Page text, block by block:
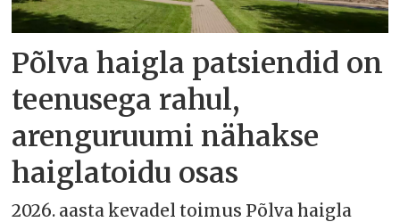
Põlva haigla patsiendid on
teenusega rahul,
arenguruumi nähakse
haiglatoidu osas
2026. aasta kevadel toimus Põlva haigla